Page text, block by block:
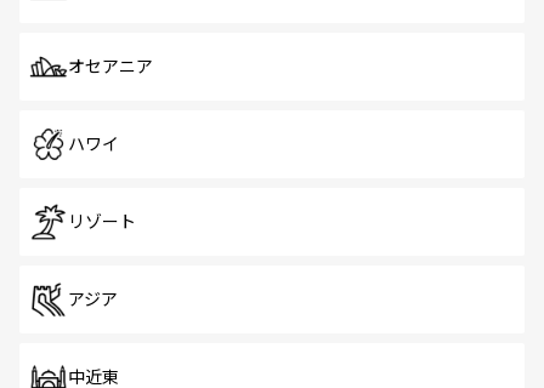
オセアニア
ハワイ
リゾート
アジア
中近東